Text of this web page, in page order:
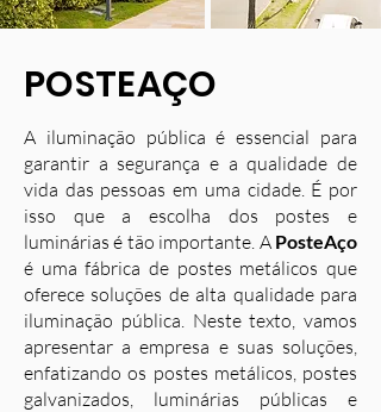
POSTEAÇO
A iluminação pública é essencial para
garantir a segurança e a qualidade de
vida das pessoas em uma cidade. É por
isso que a escolha dos postes e
luminárias é tão importante. A PosteAço
é uma fábrica de postes metálicos que
oferece soluções de alta qualidade para
iluminação pública. Neste texto, vamos
apresentar a empresa e suas soluções,
enfatizando os postes metálicos, postes
galvanizados, luminárias públicas e